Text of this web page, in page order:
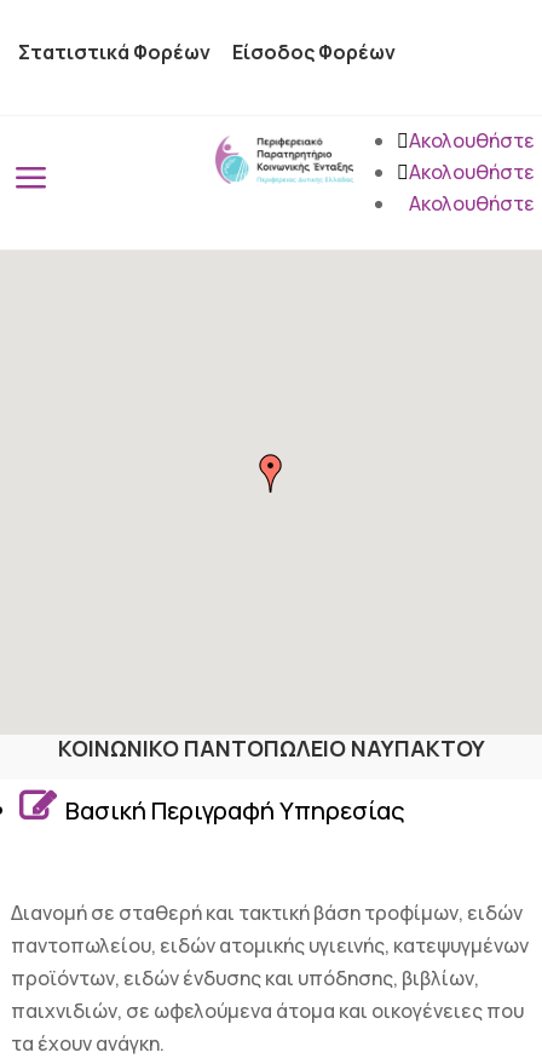
Στατιστικά Φορέων Είσοδος Φορέων
a
Ακολουθήστε
Ακολουθήστε
Ακολουθήστε
ΚΟΙΝΩΝΙΚΟ ΠΑΝΤΟΠΩΛΕΙΟ ΝΑΥΠΑΚΤΟΥ
 Βασική Περιγραφή Υπηρεσίας
Διανομή σε σταθερή και τακτική βάση τροφίμων, ειδών
παντοπωλείου, ειδών ατομικής υγιεινής, κατεψυγμένων
προϊόντων, ειδών ένδυσης και υπόδησης, βιβλίων,
παιχνιδιών, σε ωφελούμενα άτομα και οικογένειες που
τα έχουν ανάγκη.